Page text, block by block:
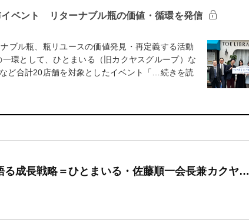
イベント リターナブル瓶の価値・循環を発信
ブル瓶、瓶リユースの価値発見・再定義する活動
環として、ひとまいる（旧カクヤスグループ）な
ど合計20店舗を対象としたイベント「…続きを読
る成長戦略＝ひとまいる・佐藤順一会長兼カクヤ…